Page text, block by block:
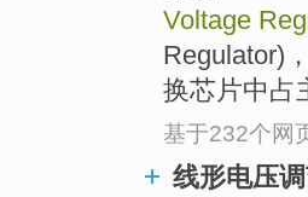
Voltage
Regulator)
换芯片中占
基于232个网
线形电压